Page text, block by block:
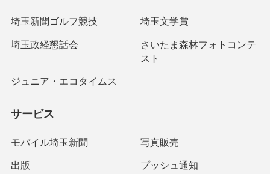
埼玉新聞ゴルフ競技 埼玉文学賞
埼玉政経懇話会
さいたま森林フォトコンテ
スト
ジュニア・エコタイムス
サービス
モバイル埼玉新聞 写真販売
出版 プッシュ通知